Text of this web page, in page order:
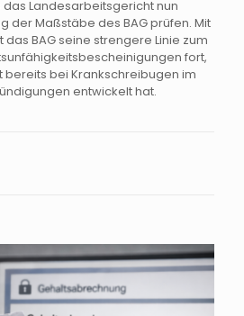
Landesarbeitsgericht nun
der Maßstäbe des BAG prüfen. Mit
BAG seine strengere Linie zum
fort,
bereits bei Krankschreibugen im
entwickelt hat.